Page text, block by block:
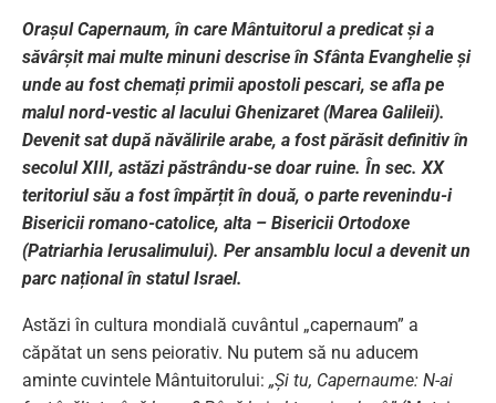
Orașul Capernaum, în care Mântuitorul a predicat și a
săvârșit mai multe minuni descrise în Sfânta Evanghelie și
unde au fost chemați primii apostoli pescari, se afla pe
malul nord-vestic al lacului Ghenizaret (Marea Galileii).
Devenit sat după năvălirile arabe, a fost părăsit definitiv în
secolul XIII, astăzi păstrându-se doar ruine. În sec. XX
teritoriul său a fost împărțit în două, o parte revenindu-i
Bisericii romano-catolice, alta – Bisericii Ortodoxe
(Patriarhia Ierusalimului). Per ansamblu locul a devenit un
parc național în statul Israel.
Astăzi în cultura mondială cuvântul „capernaum” a
căpătat un sens peiorativ. Nu putem să nu aducem
aminte cuvintele Mântuitorului: „Şi tu, Capernaume: N-ai